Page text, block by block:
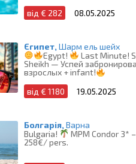
від € 282
08.05.2025
Єгипет, Шарм ель шейх
Egypt!
Last Minute!
Sheikh — Успей
взрослых + infant!
від € 1180
19.05.2025
Болгарія, Варна
Bulgaria!
MPM Condor 3*
258€/ pers.